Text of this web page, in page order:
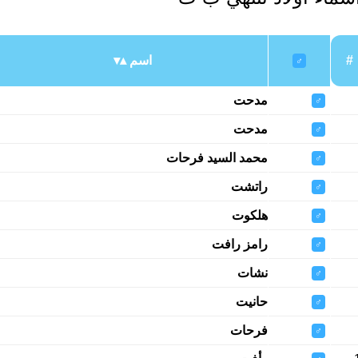
#
♂ اسم
♂ مدحت
♂ مدحت
♂ محمد السيد فرحات
♂ راتشت
♂ هلكوت
♂ رامز رافت
♂ نشات
♂ حانيت
♂ فرحات